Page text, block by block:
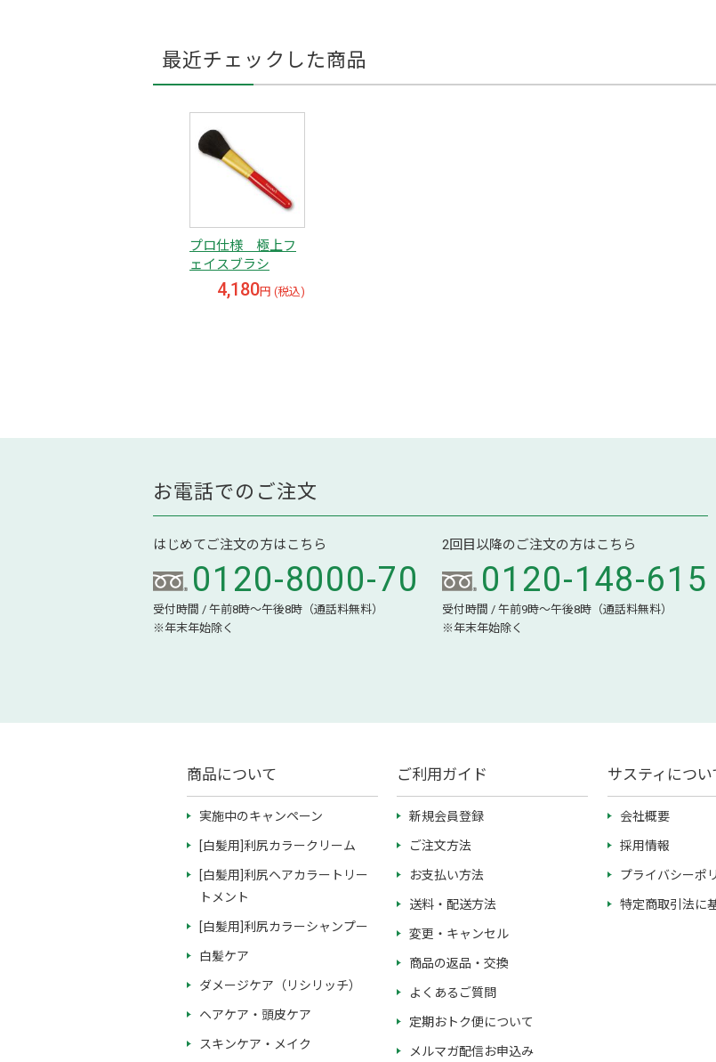
最近チェックした商品
プロ仕様 極上フ
ェイスブラシ
4,180円 (税込)
お電話でのご注文
はじめてご注文の方はこちら
0120-8000-70
受付時間 / 午前8時～午後8時（通話料無料）
※年末年始除く
2回目以降のご注文の方はこちら
0120-148-615
受付時間 / 午前9時～午後8時（通話料無料）
※年末年始除く
商品について
実施中のキャンペーン
[白髪用]利尻カラークリーム
[白髪用]利尻ヘアカラートリー
トメント
[白髪用]利尻カラーシャンプー
白髪ケア
ダメージケア（リシリッチ）
ヘアケア・頭皮ケア
スキンケア・メイク
ご利用ガイド
新規会員登録
ご注文方法
お支払い方法
送料・配送方法
変更・キャンセル
商品の返品・交換
よくあるご質問
定期おトク便について
メルマガ配信お申込み
サスティについ
会社概要
採用情報
プライバシーポ
特定商取引法に